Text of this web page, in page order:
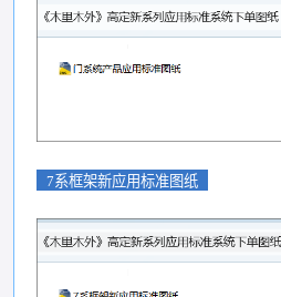
7系框架新应用标准图纸